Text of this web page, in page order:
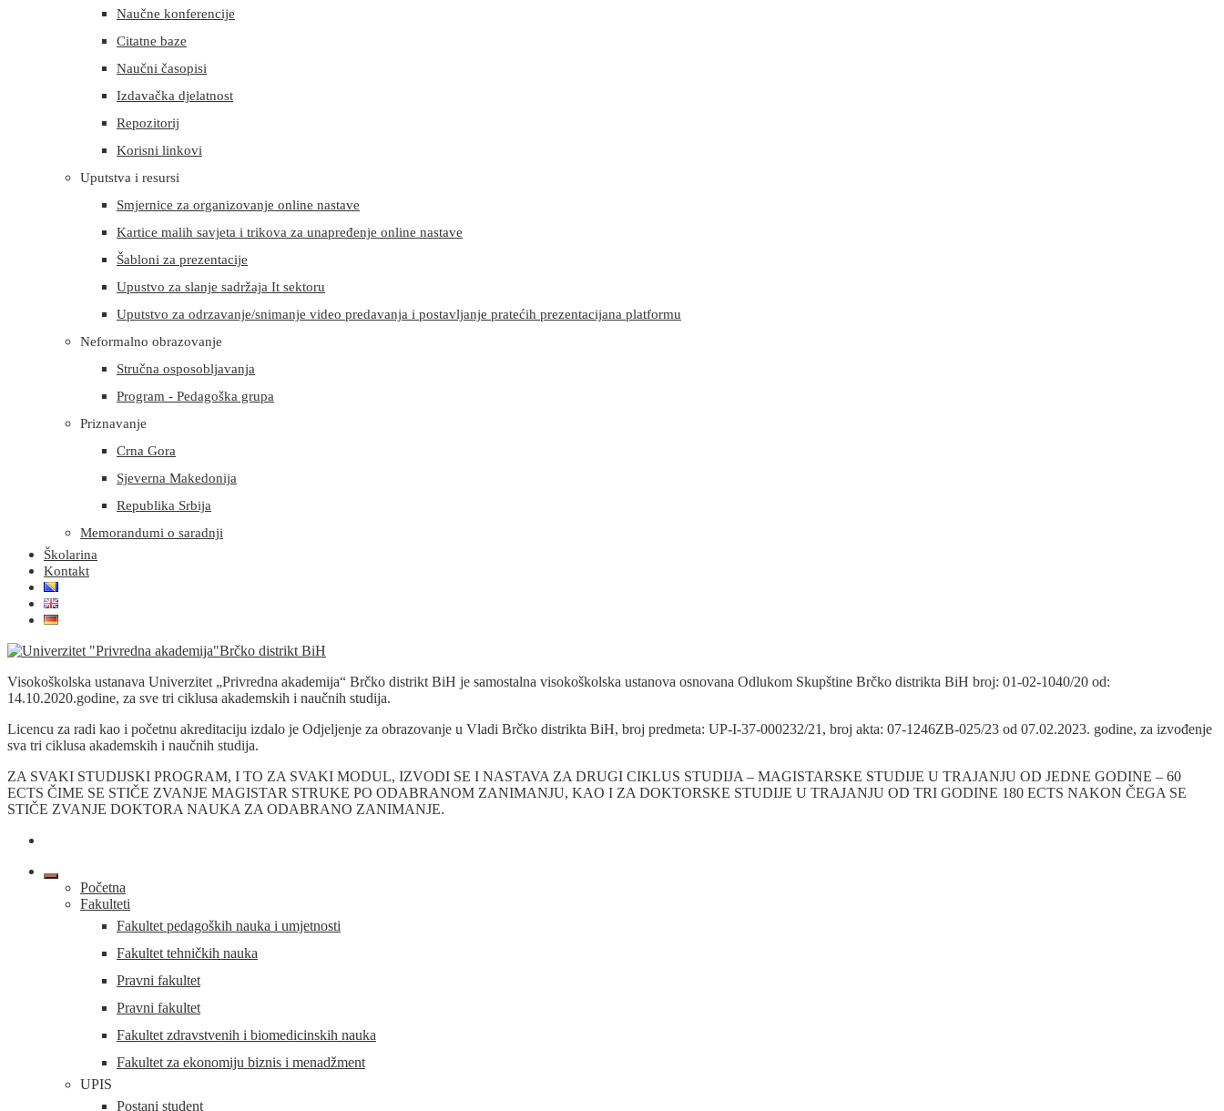
Naučne konferencije
Citatne baze
Naučni časopisi
Izdavačka djelatnost
Repozitorij
Korisni linkovi
Uputstva i resursi
Smjernice za organizovanje online nastave
Kartice malih savjeta i trikova za unapređenje online nastave
Šabloni za prezentacije
Upustvo za slanje sadržaja It sektoru
Uputstvo za odrzavanje/snimanje video predavanja i postavljanje pratećih prezentacijana platformu
Neformalno obrazovanje
Stručna osposobljavanja
Program - Pedagoška grupa
Priznavanje
Crna Gora
Sjeverna Makedonija
Republika Srbija
Memorandumi o saradnji
Školarina
Kontakt
Visokoškolska ustanava Univerzitet „Privredna akademija“ Brčko distrikt BiH je samostalna visokoškolska ustanova osnovana Odlukom Skupštine Brčko distrikta BiH broj: 01-02-1040/20 od:
14.10.2020.godine, za sve tri ciklusa akademskih i naučnih studija.
Licencu za radi kao i početnu akreditaciju izdalo je Odjeljenje za obrazovanje u Vladi Brčko distrikta BiH, broj predmeta: UP-I-37-000232/21, broj akta: 07-1246ZB-025/23 od 07.02.2023. godine, za izvođenje
sva tri ciklusa akademskih i naučnih studija.
ZA SVAKI STUDIJSKI PROGRAM, I TO ZA SVAKI MODUL, IZVODI SE I NASTAVA ZA DRUGI CIKLUS STUDIJA – MAGISTARSKE STUDIJE U TRAJANJU OD JEDNE GODINE – 60
ECTS ČIME SE STIČE ZVANJE MAGISTAR STRUKE PO ODABRANOM ZANIMANJU, KAO I ZA DOKTORSKE STUDIJE U TRAJANJU OD TRI GODINE 180 ECTS NAKON ČEGA SE
STIČE ZVANJE DOKTORA NAUKA ZA ODABRANO ZANIMANJE.
Početna
Fakulteti
Fakultet pedagoških nauka i umjetnosti
Fakultet tehničkih nauka
Pravni fakultet
Pravni fakultet
Fakultet zdravstvenih i biomedicinskih nauka
Fakultet za ekonomiju biznis i menadžment
UPIS
Postani student